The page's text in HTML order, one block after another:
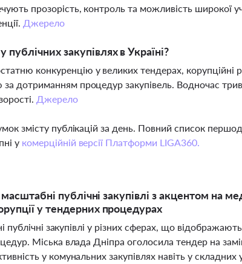
прозорість, контроль та можливість широкої
Джерело
закупівлях в Україні?
конкуренцію у великих тендерах, корупційні
за дотриманням процедур закупівель. Водночас
Джерело
змісту публікацій за день. Повний список
у комерційній версії Платформи LIGA360.
публічні закупівлі з акцентом на
у тендерних процедурах
публічні закупівлі у різних сферах, що
Міська влада Дніпра оголосила тендер на
у комунальних закупівлях навіть у